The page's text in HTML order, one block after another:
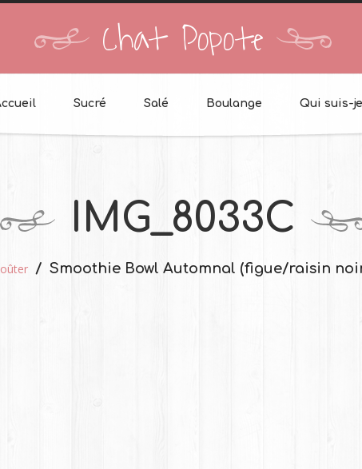
Chat Popote
Sucré Salé Boulange Qui suis-
IMG_8033C
Smoothie Bowl Automnal (figue/raisin